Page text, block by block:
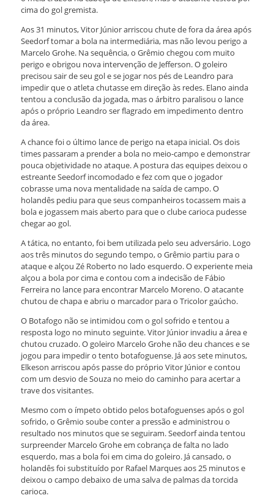
cima do gol gremista.
Aos 31 minutos, Vitor Júnior arriscou chute de fora da área após
Seedorf tomar a bola na intermediária, mas não levou perigo a
Marcelo Grohe. Na sequência, o Grêmio chegou com muito
perigo e obrigou nova intervenção de Jefferson. O goleiro
precisou sair de seu gol e se jogar nos pés de Leandro para
impedir que o atleta chutasse em direção às redes. Elano ainda
tentou a conclusão da jogada, mas o árbitro paralisou o lance
após o próprio Leandro ser flagrado em impedimento dentro
da área.
A chance foi o último lance de perigo na etapa inicial. Os dois
times passaram a prender a bola no meio-campo e demonstrar
pouca objetividade no ataque. A postura das equipes deixou o
estreante Seedorf incomodado e fez com que o jogador
cobrasse uma nova mentalidade na saída de campo. O
holandês pediu para que seus companheiros tocassem mais a
bola e jogassem mais aberto para que o clube carioca pudesse
chegar ao gol.
A tática, no entanto, foi bem utilizada pelo seu adversário. Logo
aos três minutos do segundo tempo, o Grêmio partiu para o
ataque e alçou Zé Roberto no lado esquerdo. O experiente meia
alçou a bola por cima e contou com a indecisão de Fábio
Ferreira no lance para encontrar Marcelo Moreno. O atacante
chutou de chapa e abriu o marcador para o Tricolor gaúcho.
O Botafogo não se intimidou com o gol sofrido e tentou a
resposta logo no minuto seguinte. Vitor Júnior invadiu a área e
chutou cruzado. O goleiro Marcelo Grohe não deu chances e se
jogou para impedir o tento botafoguense. Já aos sete minutos,
Elkeson arriscou após passe do próprio Vitor Júnior e contou
com um desvio de Souza no meio do caminho para acertar a
trave dos visitantes.
Mesmo com o ímpeto obtido pelos botafoguenses após o gol
sofrido, o Grêmio soube conter a pressão e administrou o
resultado nos minutos que se seguiram. Seedorf ainda tentou
surpreender Marcelo Grohe em cobrança de falta no lado
esquerdo, mas a bola foi em cima do goleiro. Já cansado, o
holandês foi substituído por Rafael Marques aos 25 minutos e
deixou o campo debaixo de uma salva de palmas da torcida
carioca.